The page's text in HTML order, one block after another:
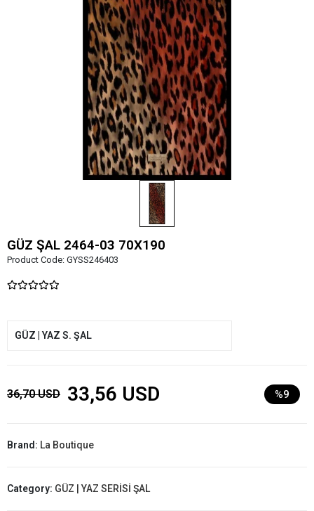
GÜZ ŞAL 2464-03 70X190
Product Code: GYSS246403
GÜZ | YAZ S. ŞAL
36,70 USD 33,56 USD %9
Brand: La Boutique
Category: GÜZ | YAZ SERİSİ ŞAL